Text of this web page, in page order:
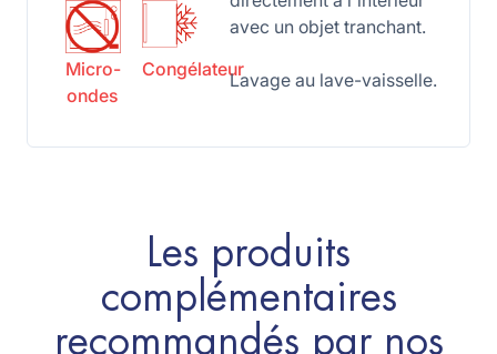
Micro-
ondes
Congélateur
avec un objet tranchant.
Lavage au lave-vaisselle.
Les produits
complémentaires
recommandés par nos